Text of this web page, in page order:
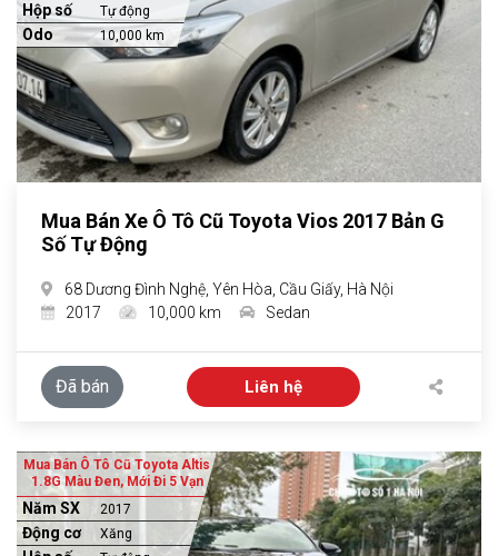
Hộp số Tự động
Odo 10,000 km
Mua Bán Xe Ô Tô Cũ Toyota Vios 2017 Bản G
Số Tự Động
68 Dương Đình Nghệ, Yên Hòa, Cầu Giấy, Hà Nội
2017
10,000 km Sedan
Đã bán Liên hệ
Mua Bán Ô Tô Cũ Toyota Altis
1.8G Màu Đen, Mới Đi 5 Vạn
Năm SX 2017
Động cơ Xăng